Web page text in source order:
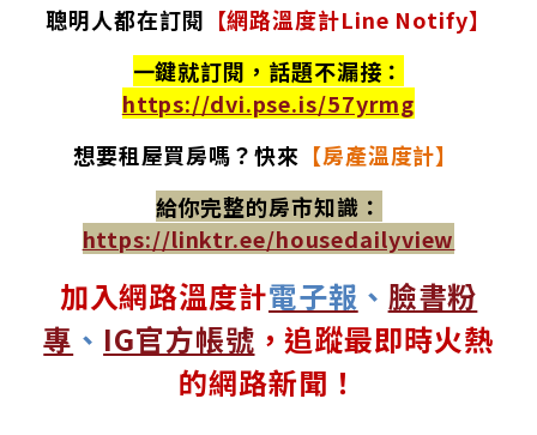
聰明人都在訂閱 【網路溫度計Line Notify】
一鍵就訂閱，話題不漏接：
https://dvi.pse.is/57yrmg
想要租屋買房嗎？快來 【房產溫度計】
給你完整的房市知識：
https://linktr.ee/housedailyview
加入網路溫度計電子報 、 臉書粉
專 、 IG官方帳號 ，追蹤最即時火熱
的網路新聞！